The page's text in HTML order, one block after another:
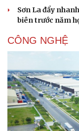
Sơn La đẩy
biên trước năm
CÔNG NGHỆ